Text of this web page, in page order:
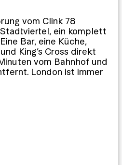
vom Clink 78
ein komplett
Bar, eine Küche,
King’s Cross direkt
vom Bahnhof und
London ist immer